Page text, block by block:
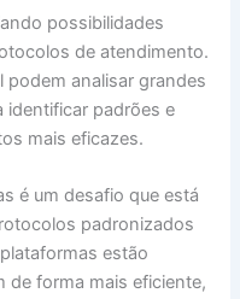
possibilidades
de atendimento.
podem analisar grandes
identificar padrões e
mais eficazes.
é um desafio que está
padronizados
estão
de forma mais eficiente,